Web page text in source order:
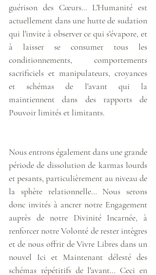
guérison des Cœurs… L'Humanité est
actuellement dans une hutte de sudation
qui l'invite à observer ce qui s'évapore, et
à laisser se consumer tous les
conditionnements, comportements
sacrificiels et manipulateurs, croyances
et schémas de l'avant qui la
maintiennent dans des rapports de
Pouvoir limités et limitants.
Nous entrons également dans une grande
période de dissolution de karmas lourds
et pesants, particulièrement au niveau de
la sphère relationnelle… Nous serons
donc invités à ancrer notre Engagement
auprès de notre Divinité Incarnée, à
renforcer notre Volonté de rester intègres
et de nous offrir de Vivre Libres dans un
nouvel Ici et Maintenant délesté des
schémas répétitifs de l'avant… Ceci en